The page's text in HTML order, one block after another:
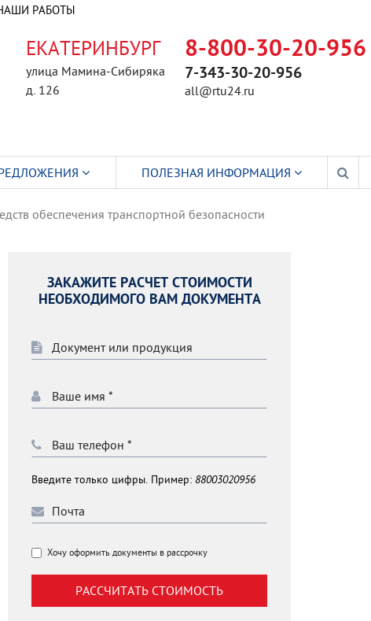
РАБОТЫ
ЕКАТЕРИНБУРГ
улица Мамина-Сибиряка
д. 126
8-800-30-20-956
7-343-30-20-956
all@rtu24.ru
обеспечения транспортной безопасности
ЗАКАЖИТЕ РАСЧЕТ СТОИМОСТИ
НЕОБХОДИМОГО ВАМ ДОКУМЕНТА
Введите только цифры. Пример: 88003020956
Хочу оформить документы в рассрочку
РАССЧИТАТЬ СТОИМОСТЬ
ПОЛЕЗНАЯ ИНФОРМАЦИЯ